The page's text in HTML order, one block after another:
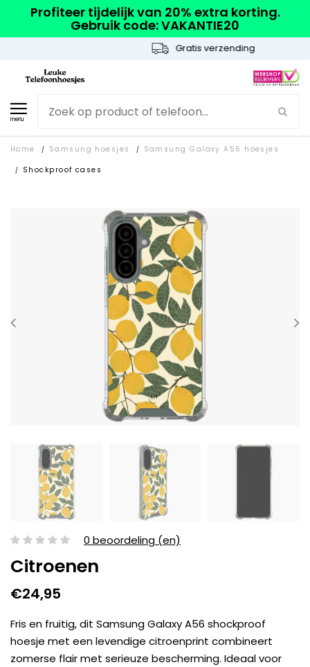
Profiteer tijdelijk van 20% extra korting.
Gebruik code: VAKANTIE20
Gratis verzending
menu
Home / Samsung hoesjes / Samsung Galaxy A56 hoesjes
/ Shockproof cases
0 beoordeling (en)
Citroenen
€24,95
Fris en fruitig, dit Samsung Galaxy A56 shockproof
hoesje met een levendige citroenprint combineert
zomerse flair met serieuze bescherming. Ideaal voor